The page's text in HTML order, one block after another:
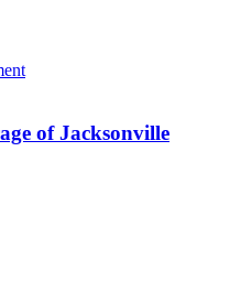
of Jacksonville